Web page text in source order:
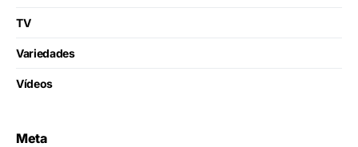
TV
Variedades
Vídeos
Meta